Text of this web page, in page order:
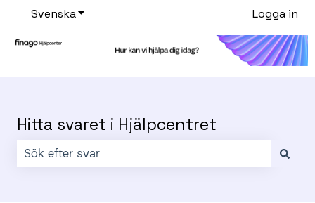
SvenskaVisa undermenyer för översättningarLogga in
Hitta svaret i Hjälpcentret